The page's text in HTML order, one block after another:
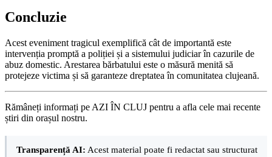
Concluzie
Acest eveniment tragicul exemplifică cât de importantă este
intervenția promptă a poliției și a sistemului judiciar în cazurile de
abuz domestic. Arestarea bărbatului este o măsură menită să
protejeze victima și să garanteze dreptatea în comunitatea clujeană.
Rămâneți informați pe AZI ÎN CLUJ pentru a afla cele mai recente
știri din orașul nostru.
Transparență AI: Acest material poate fi redactat sau structurat